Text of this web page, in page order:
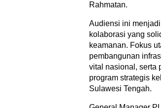
Rahmatan.
Audiensi ini
kolaborasi yang
keamanan. Fokus
pembangunan
vital nasional, serta
program strategis
Sulawesi Tengah.